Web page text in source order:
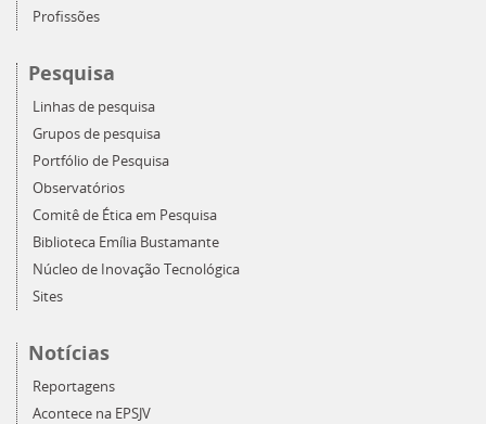
Profissões
Pesquisa
Linhas de pesquisa
Grupos de pesquisa
Portfólio de Pesquisa
Observatórios
Comitê de Ética em Pesquisa
Biblioteca Emília Bustamante
Núcleo de Inovação Tecnológica
Sites
Notícias
Reportagens
Acontece na EPSJV